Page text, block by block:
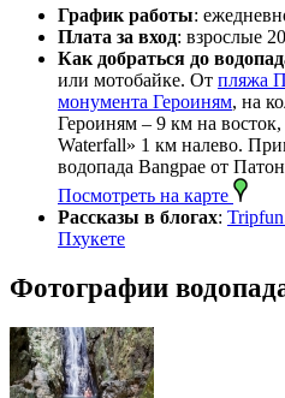
График работы:
Плата за вход: взрослые
Как добраться до
или мотобайке. От пляжа
монумента Героиням, на
Героиням – 9 км на восток,
Waterfall» 1 км налево.
водопада Bangpae от
Посмотреть на карте
Рассказы в блогах:
Пхукете
Фотографии